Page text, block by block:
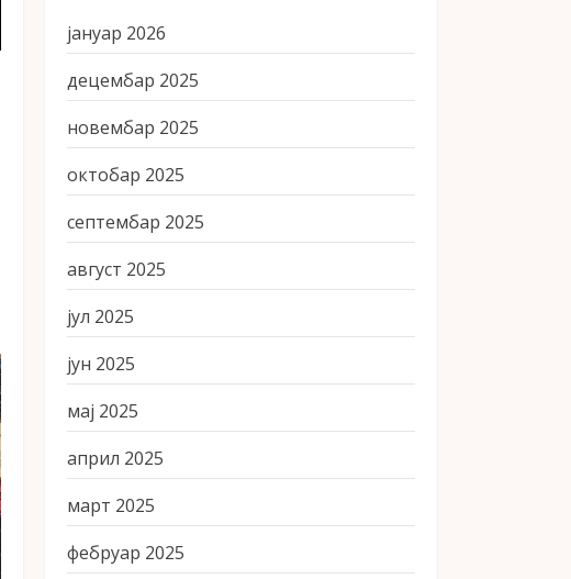
јануар 2026
децембар 2025
новембар 2025
октобар 2025
септембар 2025
август 2025
јул 2025
јун 2025
мај 2025
април 2025
март 2025
фебруар 2025